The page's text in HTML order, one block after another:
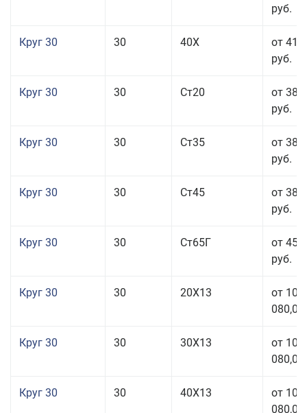
руб.
Круг 30 30 40Х
от 41
руб.
Круг 30 30 Ст20
от 38
руб.
Круг 30 30 Ст35
от 38
руб.
Круг 30 30 Ст45
от 38
руб.
Круг 30 30 Ст65Г
от 45
руб.
Круг 30 30 20Х13
от 101
080,00
Круг 30 30 30Х13
от 101
080,00
Круг 30 30 40Х13
от 101
080,00